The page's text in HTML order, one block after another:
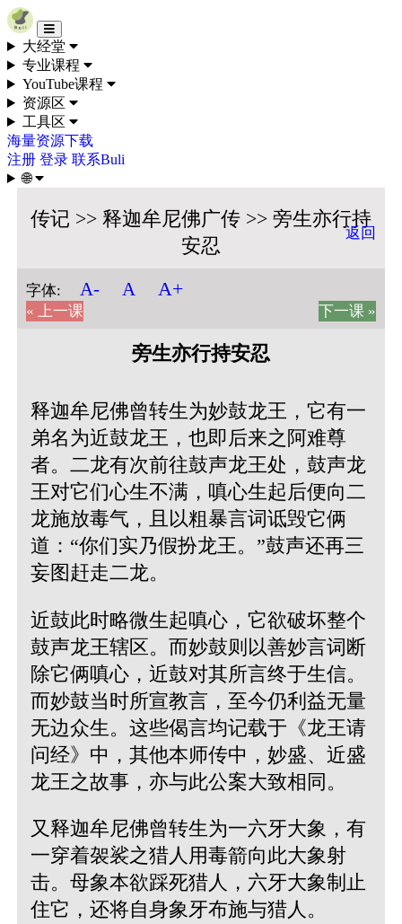
Skip to content
大经堂
专业课程
YouTube课程
资源区
工具区
海量资源下载
注册 登录 联系Buli
🌐
传记 >> 释迦牟尼佛广传 >> 旁生亦行持
安忍
返回
字体: A- A A+
« 上一课 下一课 »
旁生亦行持安忍
释迦牟尼佛曾转生为妙鼓龙王，它有一
弟名为近鼓龙王，也即后来之阿难尊
者。二龙有次前往鼓声龙王处，鼓声龙
王对它们心生不满，嗔心生起后便向二
龙施放毒气，且以粗暴言词诋毁它俩
道：“你们实乃假扮龙王。”鼓声还再三
妄图赶走二龙。
近鼓此时略微生起嗔心，它欲破坏整个
鼓声龙王辖区。而妙鼓则以善妙言词断
除它俩嗔心，近鼓对其所言终于生信。
而妙鼓当时所宣教言，至今仍利益无量
无边众生。这些偈言均记载于《龙王请
问经》中，其他本师传中，妙盛、近盛
龙王之故事，亦与此公案大致相同。
又释迦牟尼佛曾转生为一六牙大象，有
一穿着袈裟之猎人用毒箭向此大象射
击。母象本欲踩死猎人，六牙大象制止
住它，还将自身象牙布施与猎人。